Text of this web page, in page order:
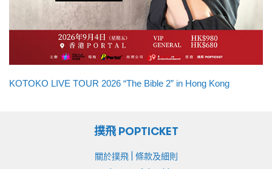
KOTOKO LIVE TOUR 2026 “The Bible 2” in Hong Kong
撲飛 POPTICKET
關於撲飛| 條款及細則